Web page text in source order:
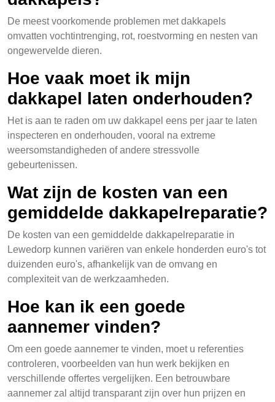
De meest voorkomende problemen met dakkapels
omvatten vochtintrenging, rot, roestvorming en nesten van
ongewervelde dieren.
Hoe vaak moet ik mijn
dakkapel laten onderhouden?
Het is aan te raden om uw dakkapel eens per jaar te laten
inspecteren en onderhouden, vooral na extreme
weersomstandigheden of andere stressvolle
gebeurtenissen.
Wat zijn de kosten van een
gemiddelde dakkapelreparatie?
De kosten van een gemiddelde dakkapelreparatie in
Lewedorp kunnen variëren van enkele honderden euro's tot
duizenden euro's, afhankelijk van de omvang en
complexiteit van de werkzaamheden.
Hoe kan ik een goede
aannemer vinden?
Om een goede aannemer te vinden, moet u referenties
controleren, voorbeelden van hun werk bekijken en
verschillende offertes vergelijken. Een betrouwbare
aannemer zal altijd transparant zijn over hun prijzen en